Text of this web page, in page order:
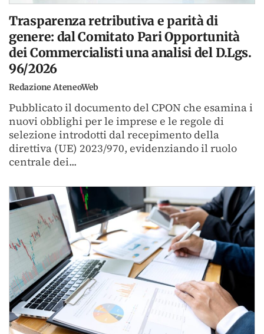
Trasparenza retributiva e parità di
genere: dal Comitato Pari Opportunità
dei Commercialisti una analisi del D.Lgs.
96/2026
Redazione AteneoWeb
Pubblicato il documento del CPON che esamina i
nuovi obblighi per le imprese e le regole di
selezione introdotti dal recepimento della
direttiva (UE) 2023/970, evidenziando il ruolo
centrale dei...